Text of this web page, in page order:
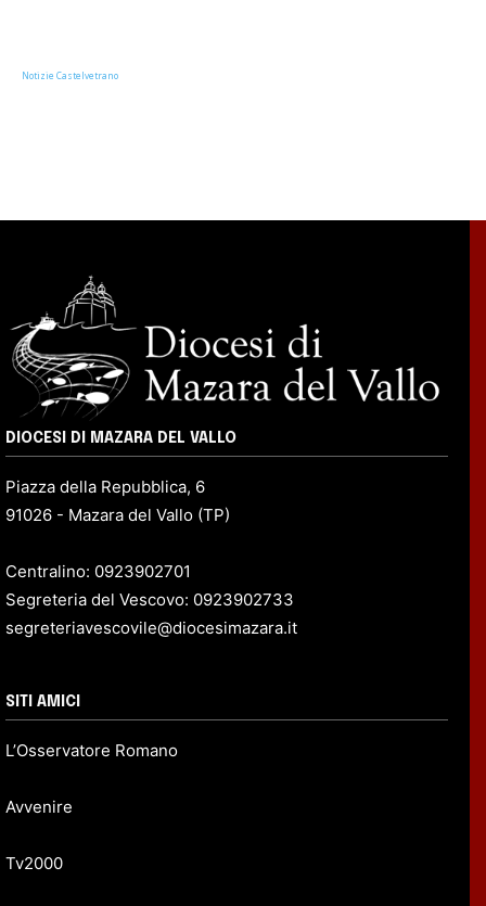
Notizie Castelvetrano
DIOCESI DI MAZARA DEL VALLO
Piazza della Repubblica, 6
91026 - Mazara del Vallo (TP)
Centralino: 0923902701
Segreteria del Vescovo: 0923902733
segreteriavescovile@diocesimazara.it
SITI AMICI
L’Osservatore Romano
Avvenire
Tv2000